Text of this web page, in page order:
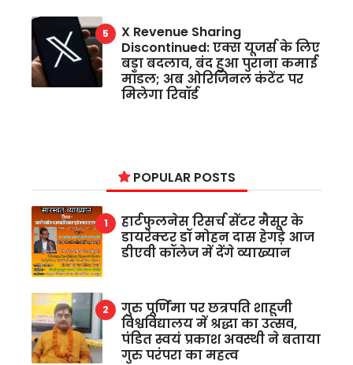
X Revenue Sharing
Discontinued: एक्स यूजर्स के लिए
बड़ा बदलाव, बंद हुआ पुराना कमाई
मॉडल; अब ओरिजिनल कंटेंट पर
मिलेगा रिवॉर्ड
POPULAR POSTS
हार्टफुलनेस रिसर्च सेंटर मैसूर के
डायरेक्टर डॉ मोहन दास हेगड़े आज
डीएवी कॉलेज में देंगे व्याख्यान
गुरु पूर्णिमा पर छत्रपति शाहूजी
विश्वविद्यालय में श्रद्धा का उत्सव,
पंडित स्वयं प्रकाश अवस्थी ने बताया
गुरु परंपरा का महत्व